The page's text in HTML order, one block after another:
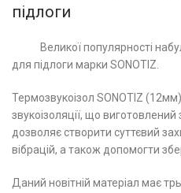
підлоги
Великої популярності
для підлоги марки SONOTIZ.
Термозвукоізол SONOTIZ
звукоізоляції, що виготовлений
дозволяє створити суттєвий
вібрацій, а також допомогти
Даний новітній матеріал має